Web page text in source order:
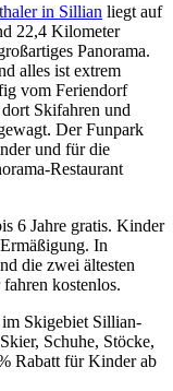
in Sillian liegt auf
22,4 Kilometer
Panorama.
alles ist extrem
vom Feriendorf
Skifahren und
Der Funpark
und für die
Restaurant
6 Jahre gratis. Kinder
In
die zwei ältesten
kostenlos.
Skigebiet Sillian-
Schuhe, Stöcke,
Rabatt für Kinder ab